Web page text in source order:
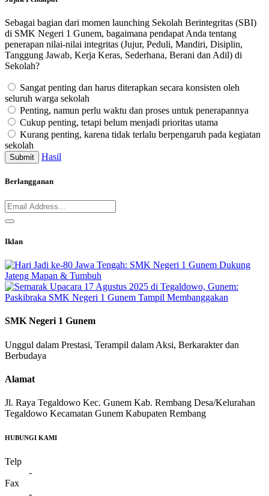
Sebagai bagian dari momen launching Sekolah Berintegritas (SBI)
di SMK Negeri 1 Gunem, bagaimana pendapat Anda tentang
penerapan nilai-nilai integritas (Jujur, Peduli, Mandiri, Disiplin,
Tanggung Jawab, Kerja Keras, Sederhana, Berani dan Adil) di
Sekolah?
Sangat penting dan harus diterapkan secara konsisten oleh
seluruh warga sekolah
Penting, namun perlu waktu dan proses untuk penerapannya
Cukup penting, tetapi belum menjadi prioritas utama
Kurang penting, karena tidak terlalu berpengaruh pada kegiatan
sekolah
Submit Hasil
Berlangganan
Iklan
SMK Negeri 1 Gunem
Unggul dalam Prestasi, Terampil dalam Aksi, Berkarakter dan
Berbudaya
Alamat
Jl. Raya Tegaldowo Kec. Gunem Kab. Rembang Desa/Kelurahan
Tegaldowo Kecamatan Gunem Kabupaten Rembang
HUBUNGI KAMI
Telp
-
Fax
-